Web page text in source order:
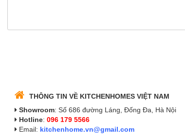
THÔNG TIN VỀ KITCHENHOMES VIỆT NAM
Showroom: Số 686 đường Láng, Đống Đa, Hà Nội
Hotline: 096 179 5566
Email: kitchenhome.vn@gmail.com